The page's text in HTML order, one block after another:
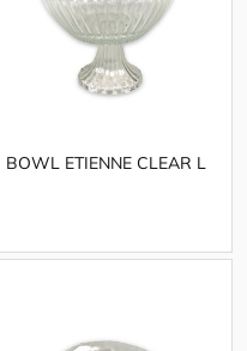
BOWL ETIENNE CLEAR L